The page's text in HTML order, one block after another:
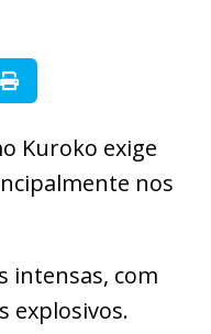
Kuroko exige
nos
intensas, com
explosivos.